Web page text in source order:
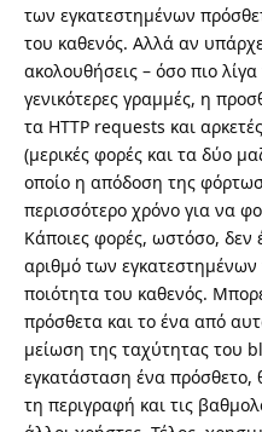
των εγκατεστημένων
του καθενός. Αλλά αν
ακολουθήσεις – όσο πιο
γενικότερες γραμμές, η
τα HTTP requests και
(μερικές φορές και τα δύο
οποίο η απόδοση της
περισσότερο χρόνο για να
Κάποιες φορές, ωστόσο, δεν
αριθμό των
ποιότητα του καθενός.
πρόσθετα και το ένα από
μείωση της ταχύτητας του
εγκατάσταση ένα πρόσθετο,
τη περιγραφή και τις